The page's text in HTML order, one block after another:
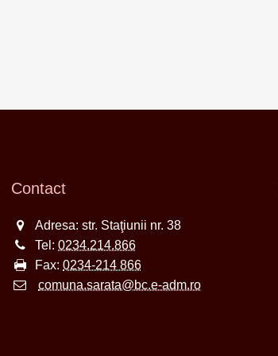
Contact
Adresa: str. Staţiunii nr. 38
Tel: 0234.214.866
Fax: 0234-214 866
comuna.sarata@bc.e-adm.ro